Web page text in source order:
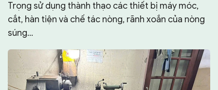
Trọng sử dụng thành thạo các thiết bị máy móc,
cắt, hàn tiện và chế tác nòng, rãnh xoắn của nòng
súng...